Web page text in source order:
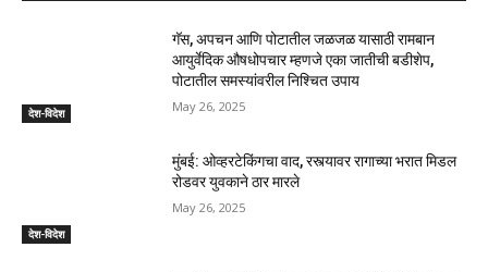
देश-विदेश
गॅस, अपचन आणि पोटातील जळजळ यासाठी रामबान
आयुर्वेदिक औषधोपचार म्हणजे एका जातीची बडीशेप,
पोटातील समस्यांवरील निश्चित उपाय
May 26, 2025
देश-विदेश
मुंबई: ओव्हरटेकिंगचा वाद, रस्त्यावर रागाच्या भरात मिडल
रोडवर युवकाने ठार मारले
May 26, 2025